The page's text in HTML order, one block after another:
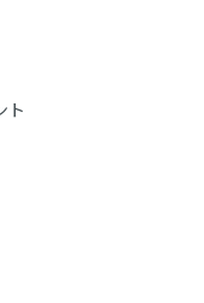
ト